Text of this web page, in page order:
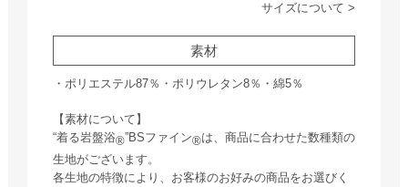
サイズについて >
素材
・ポリエステル87％・ポリウレタン8％・綿5％
【素材について】
“着る岩盤浴®”BSファイン®は、商品に合わせた数種類の
生地がございます。
各生地の特徴により、お客様のお好みの商品をお選びく